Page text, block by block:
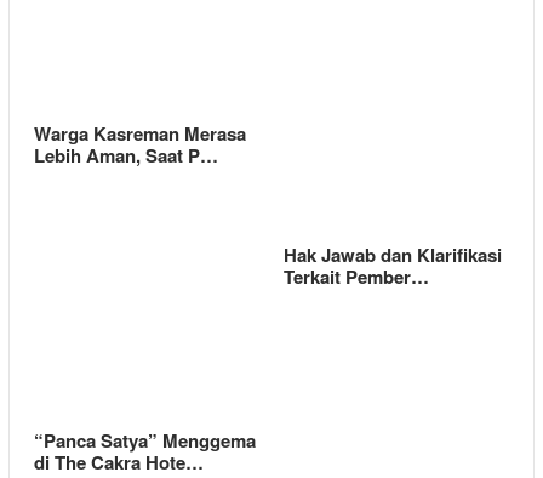
Warga Kasreman Merasa
Lebih Aman, Saat P…
Hak Jawab dan Klarifikasi
Terkait Pember…
“Panca Satya” Menggema
di The Cakra Hote…